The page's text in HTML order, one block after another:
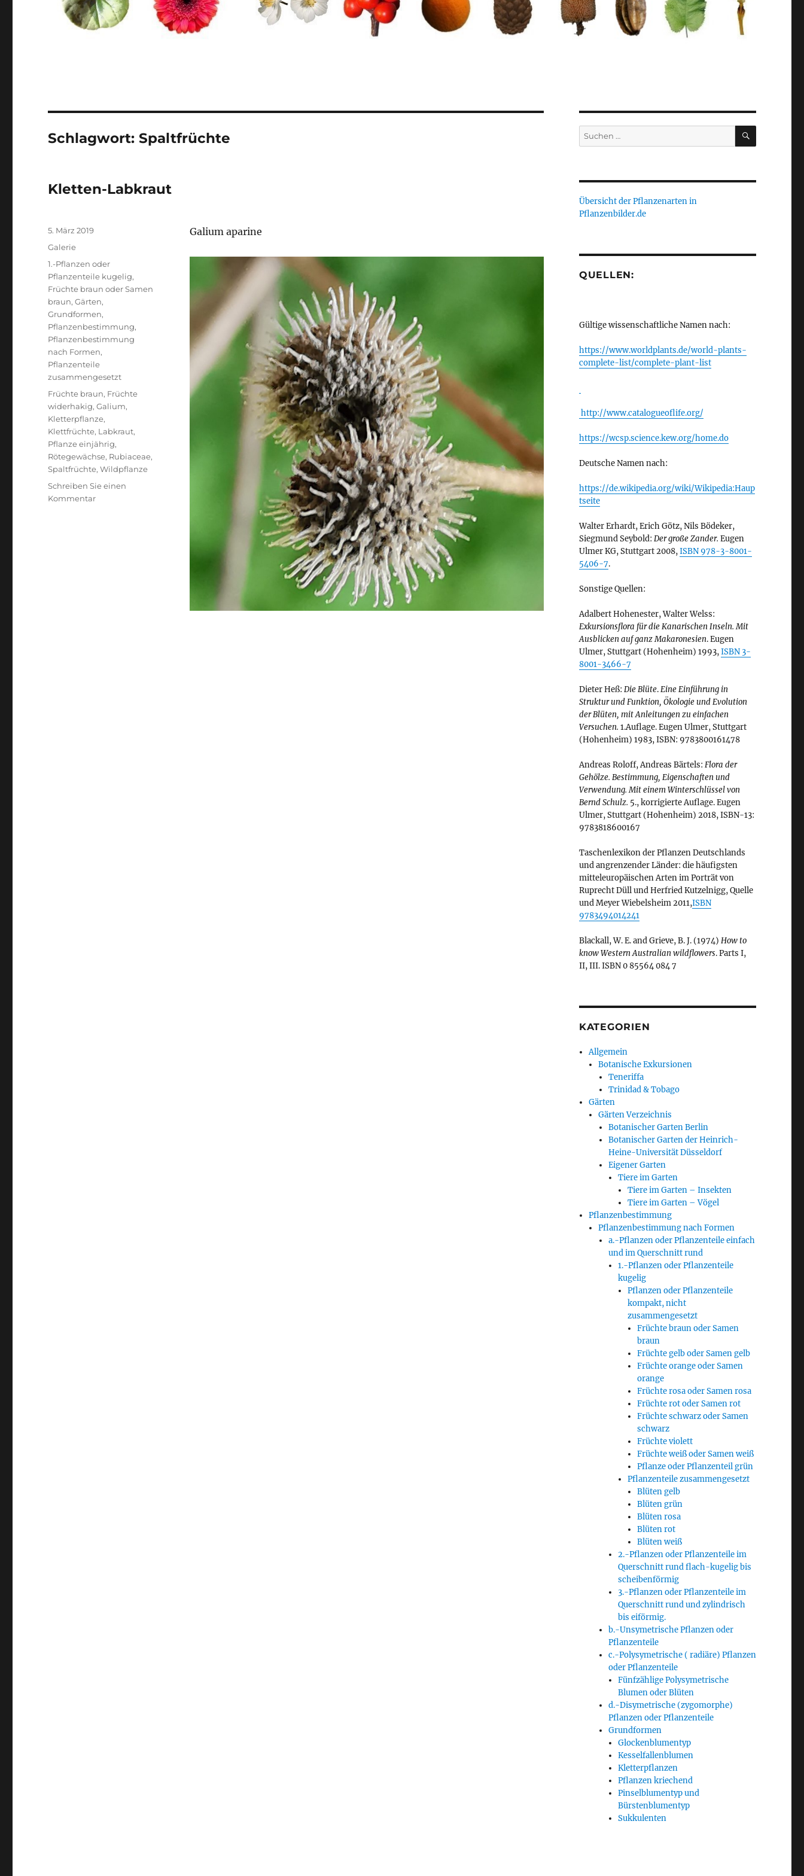
Schlagwort:Spaltfrüchte
Kletten-Labkraut
Galium aparine
Veröffentlicht
am
5. März 2019
Format
Galerie
Kategorien
1.-Pflanzen oder
Pflanzenteile kugelig,
Früchte braun oder Samen
braun,Gärten,
Grundformen,
Pflanzenbestimmung,
Pflanzenbestimmung
nach Formen,
Pflanzenteile
zusammengesetzt
Schlagwörter
Früchte braun, Früchte
widerhakig,Galium,
Kletterpflanze,
Klettfrüchte, Labkraut,
Pflanze einjährig,
Rötegewächse, Rubiaceae,
Spaltfrüchte,Wildpflanze
Schreiben Sie einen
Kommentarzu
Suche
nach:
SUCHEN
Übersicht der Pflanzenarten in
Pflanzenbilder.de
QUELLEN:
Gültige wissenschaftliche Namen nach:
https://www.worldplants.de/world-plants-
complete-list/complete-plant-list
http://www.catalogueoflife.org/
https://wcsp.science.kew.org/home.do
Deutsche Namen nach:
https://de.wikipedia.org/wiki/Wikipedia:Haup
tseite
Walter Erhardt, Erich Götz, Nils Bödeker,
Siegmund Seybold: Der große Zander. Eugen
Ulmer KG, Stuttgart 2008,ISBN 978-3-8001-
5406-7.
Sonstige Quellen:
Adalbert Hohenester, Walter Welss:
Exkursionsflora für die Kanarischen Inseln. Mit
Ausblicken auf ganz Makaronesien. Eugen
Ulmer, Stuttgart (Hohenheim) 1993,ISBN 3-
8001-3466-7
Dieter Heß: Die Blüte.Eine Einführung in
Struktur und Funktion, Ökologie und Evolution
der Blüten, mit Anleitungen zu einfachen
Versuchen. 1.Auflage. Eugen Ulmer, Stuttgart
(Hohenheim) 1983, ISBN: 9783800161478
Andreas Roloff, Andreas Bärtels: Flora der
Gehölze. Bestimmung, Eigenschaften und
Verwendung. Mit einem Winterschlüssel von
Bernd Schulz. 5., korrigierte Auflage. Eugen
Ulmer, Stuttgart (Hohenheim) 2018, ISBN-13:
9783818600167
Taschenlexikon der Pflanzen Deutschlands
und angrenzender Länder: die häufigsten
mitteleuropäischen Arten im Porträt von
Ruprecht Düll und Herfried Kutzelnigg, Quelle
und Meyer Wiebelsheim 2011,ISBN
9783494014241
Blackall, W. E. and Grieve, B. J. (1974) How to
know Western Australian wildflowers. Parts I,
II, III. ISBN 0 85564 084 7
KATEGORIEN
Allgemein
Botanische Exkursionen
Teneriffa
Trinidad & Tobago
Gärten
Gärten Verzeichnis
Botanischer Garten Berlin
Botanischer Garten der Heinrich-
Heine-Universität Düsseldorf
Eigener Garten
Tiere im Garten
Tiere im Garten – Insekten
Tiere im Garten – Vögel
Pflanzenbestimmung
Pflanzenbestimmung nach Formen
a.-Pflanzen oder Pflanzenteile einfach
und im Querschnitt rund
1.-Pflanzen oder Pflanzenteile
kugelig
Pflanzen oder Pflanzenteile
kompakt, nicht
zusammengesetzt
Früchte braun oder Samen
braun
Früchte gelb oder Samen gelb
Früchte orange oder Samen
orange
Früchte rosa oder Samen rosa
Früchte rot oder Samen rot
Früchte schwarz oder Samen
schwarz
Früchte violett
Früchte weiß oder Samen weiß
Pflanze oder Pflanzenteil grün
Pflanzenteile zusammengesetzt
Blüten gelb
Blüten grün
Blüten rosa
Blüten rot
Blüten weiß
2.-Pflanzen oder Pflanzenteile im
Querschnitt rund flach-kugelig bis
scheibenförmig
3.-Pflanzen oder Pflanzenteile im
Querschnitt rund und zylindrisch
bis eiförmig.
b.-Unsymetrische Pflanzen oder
Pflanzenteile
c.-Polysymetrische ( radiäre) Pflanzen
oder Pflanzenteile
Fünfzählige Polysymetrische
Blumen oder Blüten
d.-Disymetrische (zygomorphe)
Pflanzen oder Pflanzenteile
Grundformen
Glockenblumentyp
Kesselfallenblumen
Kletterpflanzen
Pflanzen kriechend
Pinselblumentyp und
Bürstenblumentyp
Sukkulenten